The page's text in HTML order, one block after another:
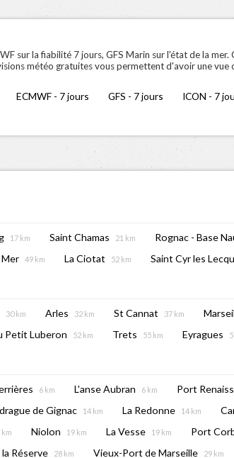
sur la fiabilité 7 jours, GFS Marin sur l'état de la
météo gratuites vous permettent d'avoir une
ECMWF - 7 jours GFS - 7 jours ICON - 7
17 km Saint Chamas 21 km Rognac - Base
Mer 49 km La Ciotat 52 km Saint Cyr les
30 km Arles 32 km St Cannat 37 km
Petit Luberon 52 km Trets 55 km Eyragues
6 km L'anse Aubran 6 km Port
de Gignac 14 km La Redonne 14 km
km Niolon 19 km La Vesse 19 km Port
Réserve 28 km Vieux-Port de Marseille 29 km